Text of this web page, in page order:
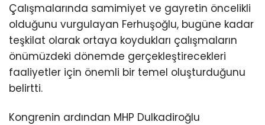
Çalışmalarında samimiyet ve gayretin öncelikli
olduğunu vurgulayan Ferhuşoğlu, bugüne kadar
teşkilat olarak ortaya koydukları çalışmaların
önümüzdeki dönemde gerçekleştirecekleri
faaliyetler için önemli bir temel oluşturduğunu
belirtti.
Kongrenin ardından MHP Dulkadiroğlu